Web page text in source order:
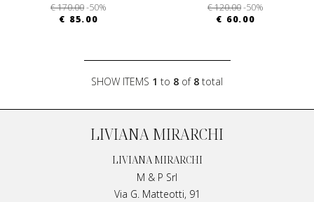
€ 170.00-50%
€ 85.00
€ 120.00-50%
€ 60.00
SHOW ITEMS 1 to 8 of 8 total
LIVIANA MIRARCHI
LIVIANA MIRARCHI
M & P Srl
Via G. Matteotti, 91